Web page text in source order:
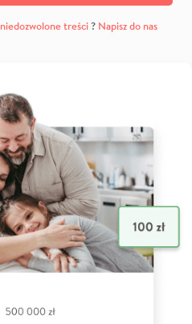
niedozwolone treści? Napisz do nas